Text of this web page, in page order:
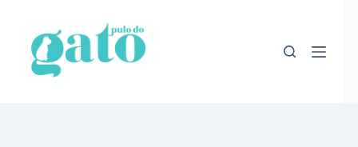
conteúdo